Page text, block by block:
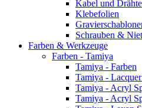
Kabel und Drähte
Klebefolien
Schrauben &
Farben & Werkzeuge
Farben - Tamiya
Tamiya - Farben
Tamiya -
Tamiya - Acryl
Tamiya - Acryl